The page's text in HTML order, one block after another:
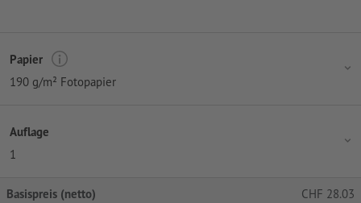
Papier
190 g/m² Fotopapier
Auflage
1
Basispreis (netto) CHF 28.03